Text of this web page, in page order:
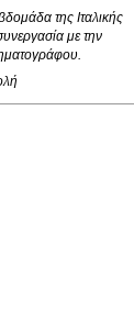
της Ιταλικής
με την